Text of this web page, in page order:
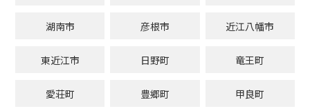
湖南市 彦根市 近江八幡市
東近江市 日野町 竜王町
愛荘町 豊郷町 甲良町